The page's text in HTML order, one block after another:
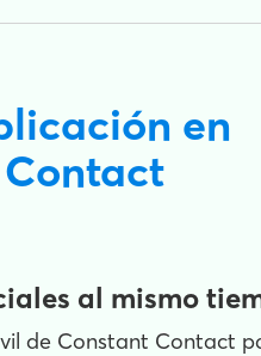
en
al mismo
de Constant Contact